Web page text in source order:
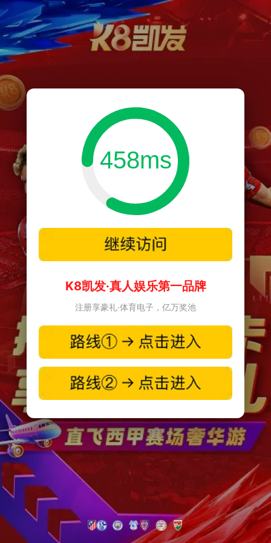
458ms
K8凯发·真人娱乐第一品牌
注册享豪礼·体育电子，亿万奖池